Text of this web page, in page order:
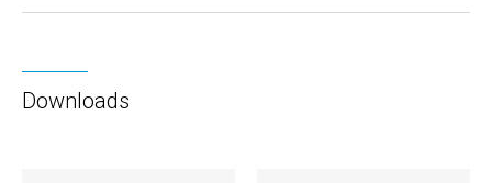
Downloads